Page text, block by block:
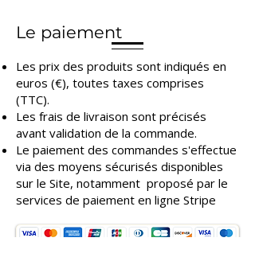
Le paiement
Les prix des produits sont indiqués en
euros (€), toutes taxes comprises
(TTC).
Les frais de livraison sont précisés
avant validation de la commande.​
Le paiement des commandes s'effectue
via des moyens sécurisés disponibles
sur le Site, notamment proposé par le
services de paiement en ligne Stripe